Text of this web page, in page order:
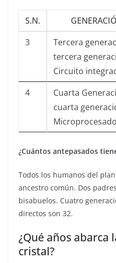
S.N.
3
Tercera
tercera
Circuito
4
Cuarta
cuarta
¿Cuántos antepasados
Todos los humanos del
ancestro común. Dos
bisabuelos. Cuatro
directos son 32.
¿Qué años abarca
cristal?